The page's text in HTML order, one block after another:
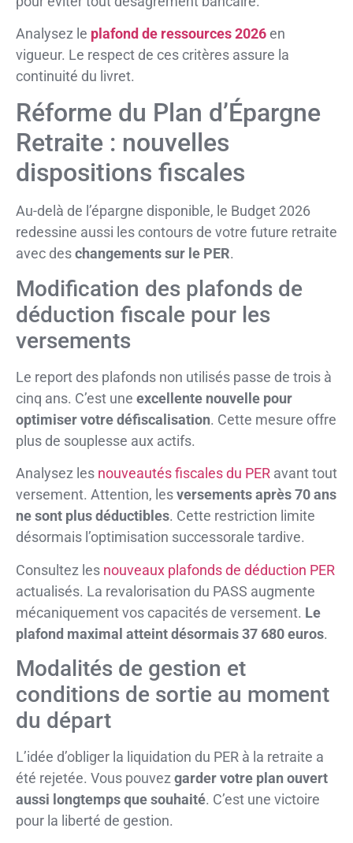
Analysez le plafond de ressources 2026en
vigueur. Le respect de ces critères assure la
continuité du livret.
Réforme du Plan d’Épargne
Retraite : nouvelles
dispositions fiscales
Au-delà de l’épargne disponible, le Budget 2026
redessine aussi les contours de votre future retraite
avec deschangements sur le PER.
Modification des plafonds de
déduction fiscale pour les
versements
Le report des plafonds non utilisés passe de trois à
cinq ans. C’est une excellente nouvelle pour
optimiser votre défiscalisation. Cette mesure offre
plus de souplesse aux actifs.
Analysez les nouveautés fiscales du PER avant tout
versement. Attention, lesversements après 70 ans
ne sont plus déductibles. Cette restriction limite
désormais l’optimisation successorale tardive.
Consultez les nouveaux plafonds de déduction PER
actualisés. La revalorisation du PASS augmente
mécaniquement vos capacités de versement. Le
plafond maximal atteint désormais 37 680 euros.
Modalités de gestion et
conditions de sortie au moment
du départ
L’idée d’obliger la liquidation du PER à la retraite a
été rejetée. Vous pouvez garder votre plan ouvert
aussi longtemps que souhaité. C’est une victoire
pour la liberté de gestion.